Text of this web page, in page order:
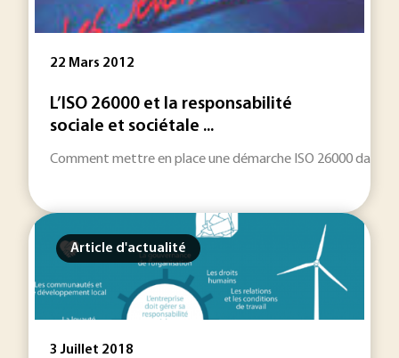
22 Mars 2012
L’ISO 26000 et la responsabilité
sociale et sociétale ...
Comment mettre en place une démarche ISO 26000 dans
Article d'actualité
3 Juillet 2018